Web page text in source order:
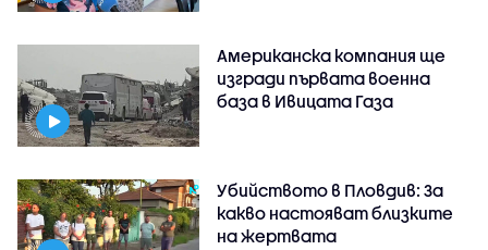
Американска компания ще
изгради първата военна
база в Ивицата Газа
Убийството в Пловдив: За
какво настояват близките
на жертвата